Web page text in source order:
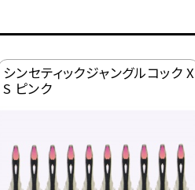
シンセティックジャングルコック X
S ピンク